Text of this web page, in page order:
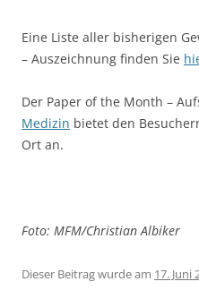
Dieser Beitrag wurde am17. Juni
Bibliothek,Forschung,Genomic,
Medizin-Bibliothek,Onkologie,
Universität
Indikationen und